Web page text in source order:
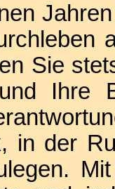
Sie
Ihre
in der